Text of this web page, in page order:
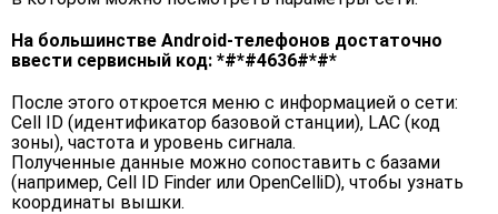
На большинстве Android-телефонов достаточно
ввести сервисный код: *#*#4636#*#*
После этого откроется меню с информацией о сети:
Cell ID (идентификатор базовой станции), LAC (код
зоны), частота и уровень сигнала.
Полученные данные можно сопоставить с базами
(например, Cell ID Finder или OpenCelliD), чтобы узнать
координаты вышки.